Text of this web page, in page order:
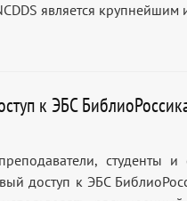
является
к ЭБС
студенты
доступ к ЭБС